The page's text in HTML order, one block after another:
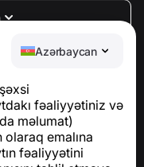
Azərbaycan
fəaliyyətiniz və
məlumat)
emalına
fəaliyyətini